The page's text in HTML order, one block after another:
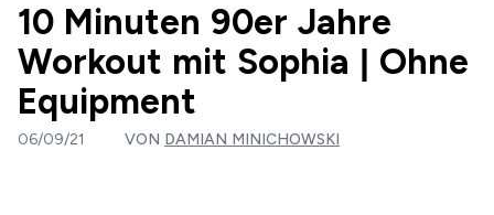
10 Minuten 90er Jahre
Workout mit Sophia | Ohne
Equipment
06/09/21 VON DAMIAN MINICHOWSKI